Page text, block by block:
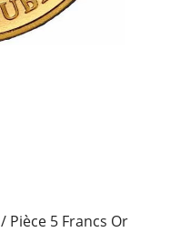
/ Pièce 5 Francs Or